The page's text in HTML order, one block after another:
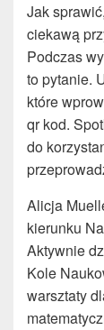
Jak
ciekawą
Podczas
to pytanie.
które
qr kod.
do
Alicja
kierunku
Aktywnie
Kole
warsztaty